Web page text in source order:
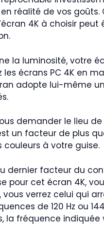
réalité de vos
4K à choisir
la luminosité, votre
les écrans PC 4K en
adopte lui-même
demander le lieu
un facteur de plus
couleurs à votre guise.
dernier facteur du
pour cet écran 4K,
vous verrez celui qui
de 120 Hz ou
la fréquence